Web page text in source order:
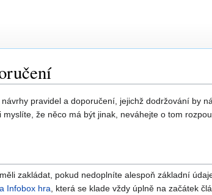
pravidel a doporučení, jejichž dodržování by
myslíte, že něco má být jinak, neváhejte o tom
zakládat, pokud nedoplníte alespoň základní
Infobox hra , která se klade vždy úplně na začátek